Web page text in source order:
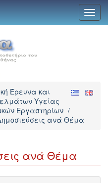
Έρευνα και
Υγείας
Εργαστηρίων /
ανά Θέμα
ανά Θέμα